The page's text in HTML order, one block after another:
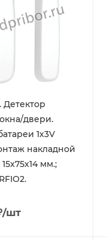
Детектор
двери.
1х3V
накладной
мм.;
/шт